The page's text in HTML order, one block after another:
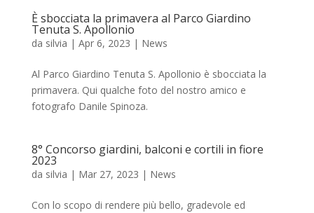
È sbocciata la primavera al Parco Giardino
Tenuta S. Apollonio
da silvia | Apr 6, 2023 | News
Al Parco Giardino Tenuta S. Apollonio è sbocciata la
primavera. Qui qualche foto del nostro amico e
fotografo Danile Spinoza.
8° Concorso giardini, balconi e cortili in fiore
2023
da silvia | Mar 27, 2023 | News
Con lo scopo di rendere più bello, gradevole ed